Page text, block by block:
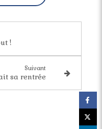
!
Suivant
sa rentrée